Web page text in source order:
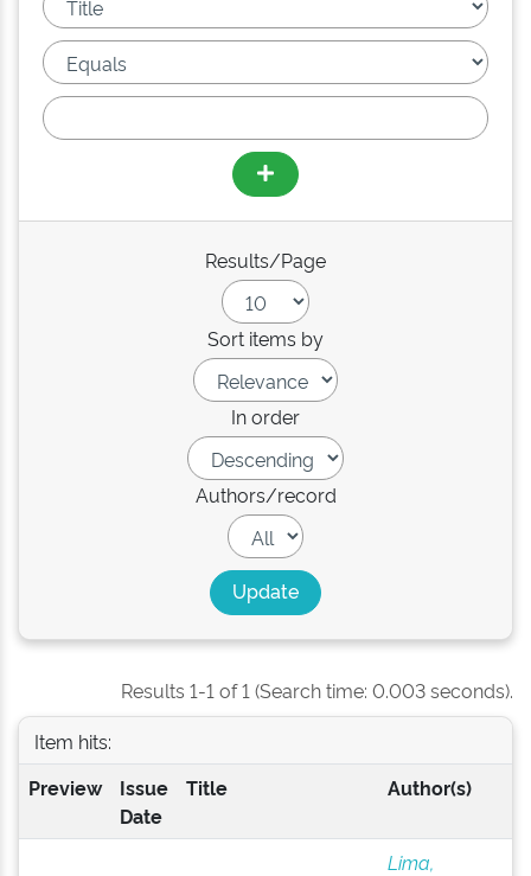
Results/Page
Sort items by
In order
Authors/record
Results 1-1 of 1 (Search time: 0.003 seconds).
Item hits:
Preview
Issue
Date
Title Author(s)
Lima,